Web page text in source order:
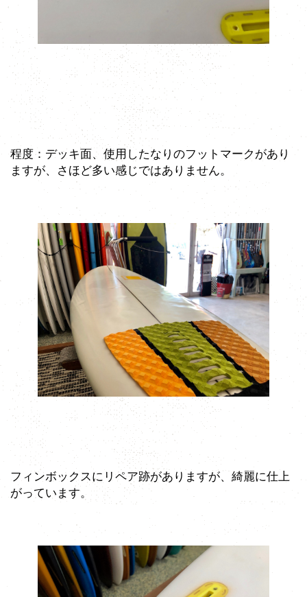
程度：デッキ面、使用したなりのフットマークがあり
ますが、さほど多い感じではありません。
フィンボックスにリペア跡がありますが、綺麗に仕上
がっています。